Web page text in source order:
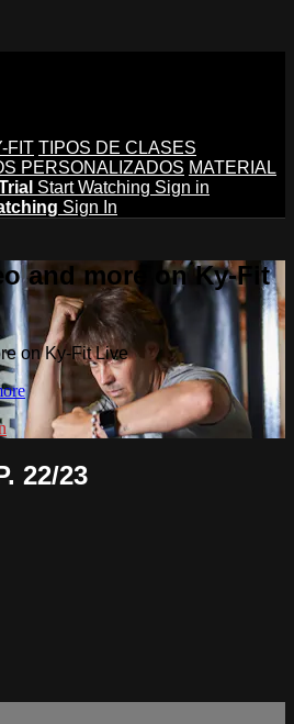
FIT TIPOS DE CLASES
PERSONALIZADOS MATERIAL
Start Watching Sign in
Sign In
and more on Ky-Fit
on Ky-Fit Live
22/23